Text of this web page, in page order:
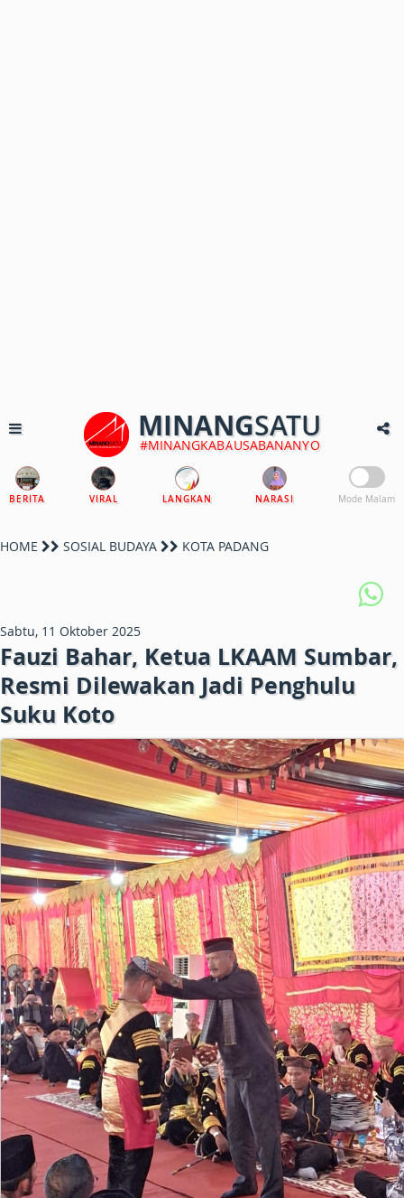
MINANGSATU
#MINANGKABAUSABANANYO
BERITA VIRAL LANGKAN NARASI Mode Malam
HOME SOSIAL BUDAYA KOTA PADANG
Sabtu, 11 Oktober 2025
Fauzi Bahar, Ketua LKAAM Sumbar,
Resmi Dilewakan Jadi Penghulu
Suku Koto